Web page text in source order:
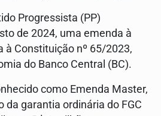
Progressista (PP)
de 2024, uma emenda à
à Constituição nº 65/2023,
do Banco Central (BC).
como Emenda Master,
da garantia ordinária do FGC